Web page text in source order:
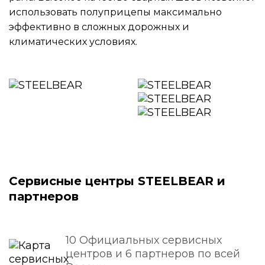
использовать полуприцепы максимально
эффективно в сложных дорожных и
климатических условиях.
Сервисные центры STEELBEAR и
партнеров
10 Официальных сервисных
центров и 6 партнеров по всей